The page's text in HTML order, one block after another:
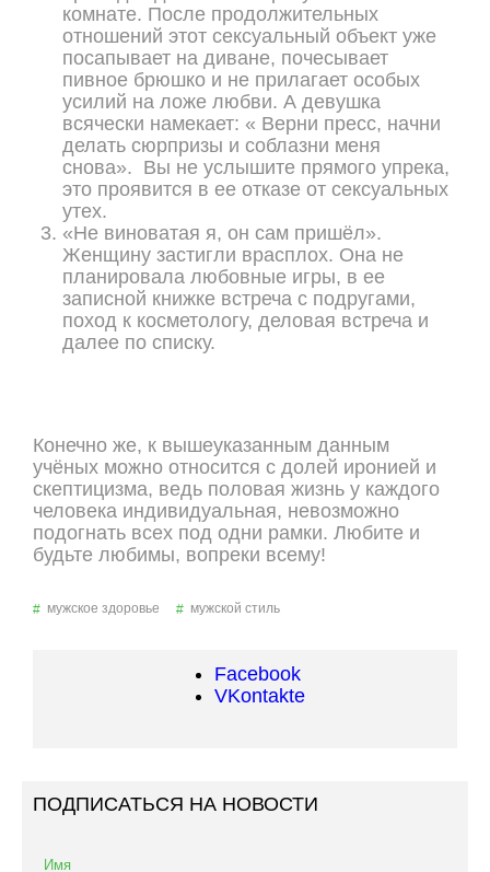
комнате. После продолжительных
отношений этот сексуальный объект уже
посапывает на диване, почесывает
пивное брюшко и не прилагает особых
усилий на ложе любви. А девушка
всячески намекает: « Верни пресс, начни
делать сюрпризы и соблазни меня
снова». Вы не услышите прямого упрека,
это проявится в ее отказе от сексуальных
утех.
«Не виноватая я, он сам пришёл».
Женщину застигли врасплох. Она не
планировала любовные игры, в ее
записной книжке встреча с подругами,
поход к косметологу, деловая встреча и
далее по списку.
Конечно же, к вышеуказанным данным
учёных можно относится с долей иронией и
скептицизма, ведь половая жизнь у каждого
человека индивидуальная, невозможно
подогнать всех под одни рамки. Любите и
будьте любимы, вопреки всему!
мужское здоровье мужской стиль
Facebook
VKontakte
ПОДПИСАТЬСЯ НА НОВОСТИ